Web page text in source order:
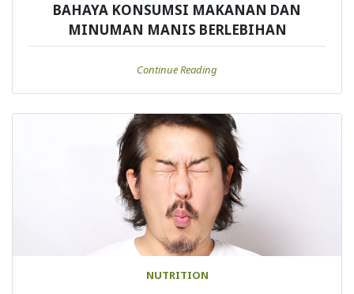
BAHAYA KONSUMSI MAKANAN DAN
MINUMAN MANIS BERLEBIHAN
Continue Reading
NUTRITION